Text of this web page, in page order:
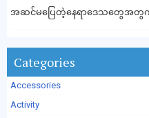
အဆင်မပြေတဲ့နေရာဒေသတွေအတွ
Categories
Accessories
Activity